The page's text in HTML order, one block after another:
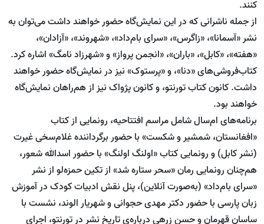
کنند.
از جمله ناشرانی که در این نمایش‌گاه حضور خواهند داشت می‌توان به
نشر «آسمانا»، «زاگرس»، «سرای بام‌داد»، «شهروند»، «آزادان»،
«هفته»، «کابل»، «باران»، «انجمن پرواز» و «شهرزاد نامگ» اشاره کرد.
کتاب‌فروشی‌های «دنا»، و «پرستوک» نیز در نمایش‌گاه حضور خواهند
داشت. کانون کتاب تورنتو، و کانون پژواک نیز از هم‌راهان نمایش‌گاه
خواهند بود.
برنامه‌های ام‌سال شامل مراسم افتتاحیه، رونمایی از کتاب
«افغانستان، شمشیر و شکست» با حضور برگرداننده غلام‌سخی غیرت
(نشر کابل) و رونمایی کتاب «اولنگ اولنگ» با حضور اسدالله شعور،
هم‌چنان رونمایی رمان «سحر ستاره شد» از تکین حمزه‌لو از نشر
«سرای بام‌داد» (به‌صورت آنلاین)، پنل نقش ادبیات کودک در آموزش
زبان پارسی با حضور دکتر مهدی حجوانی و شهریار الوند، نشست با
ساسان قهرمان و حسن زرهی درباره‌ی تاریخ نشر در تورنتو، اجرای